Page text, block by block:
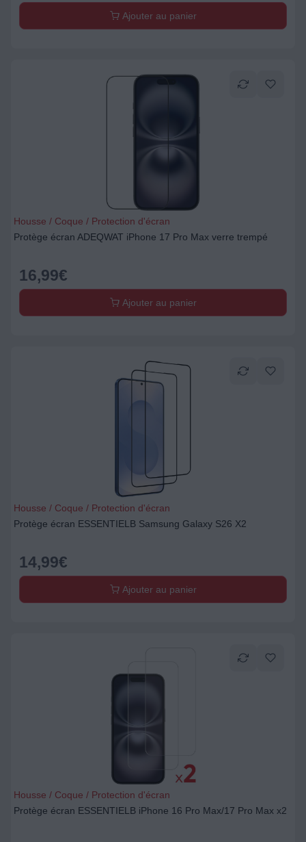
Ajouter au panier
Housse / Coque / Protection d'écran
Protège écran ADEQWAT iPhone 17 Pro Max verre trempé
16,99€
Ajouter au panier
Housse / Coque / Protection d'écran
Protège écran ESSENTIELB Samsung Galaxy S26 X2
14,99€
Ajouter au panier
Housse / Coque / Protection d'écran
Protège écran ESSENTIELB iPhone 16 Pro Max/17 Pro Max x2